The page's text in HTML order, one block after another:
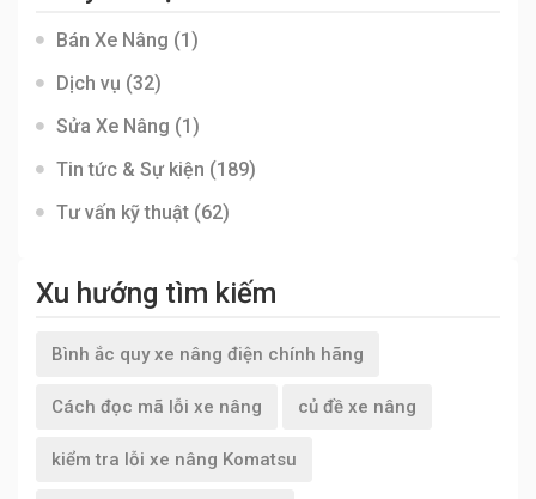
Bán Xe Nâng (1)
Dịch vụ (32)
Sửa Xe Nâng (1)
Tin tức & Sự kiện (189)
Tư vấn kỹ thuật (62)
Xu hướng tìm kiếm
Bình ắc quy xe nâng điện chính hãng
Cách đọc mã lỗi xe nâng củ đề xe nâng
kiểm tra lỗi xe nâng Komatsu